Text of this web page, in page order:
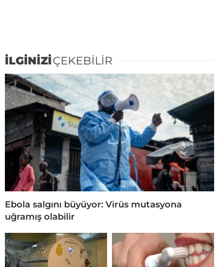
İLGİNİZİÇEKEBİLİR
Ebola salgını büyüyor: Virüs mutasyona
uğramış olabilir